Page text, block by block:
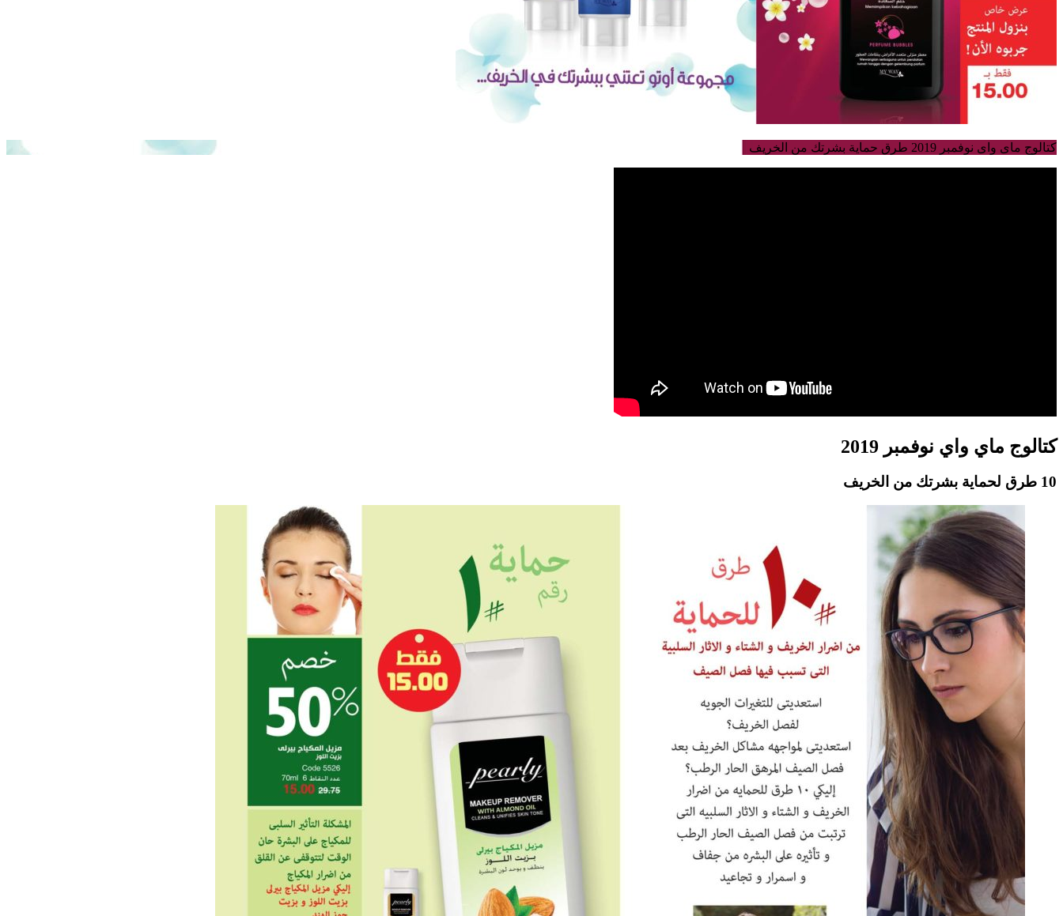
كتالوج ماى واى نوفمبر 2019 طرق حماية بشرتك من الخريف
كتالوج ماي واي نوفمبر 2019
10 طرق لحماية بشرتك من الخريف